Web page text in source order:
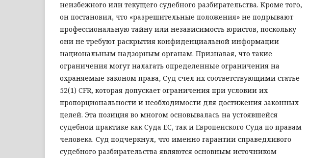
неизбежного или текущего судебного разбирательства. Кроме того,
он постановил, что «разрешительные положения» не подрывают
профессиональную тайну или независимость юристов, поскольку
они не требуют раскрытия конфиденциальной информации
национальным надзорным органам. Признавая, что такие
ограничения могут налагать определенные ограничения на
охраняемые законом права, Суд счел их соответствующими статье
52(1) CFR, которая допускает ограничения при условии их
пропорциональности и необходимости для достижения законных
целей. Эта позиция во многом основывалась на устоявшейся
судебной практике как Суда ЕС, так и Европейского Суда по правам
человека. Суд подчеркнул, что именно гарантии справедливого
судебного разбирательства являются основным источником